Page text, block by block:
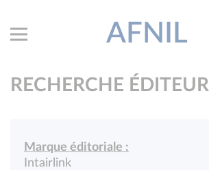
AFNIL
RECHERCHE ÉDITEUR
Marque éditoriale :
Intairlink